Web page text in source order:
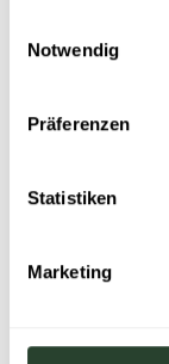
Notwendig
Präferenzen
Statistiken
Marketing
zwischen
Neutrale
selbst